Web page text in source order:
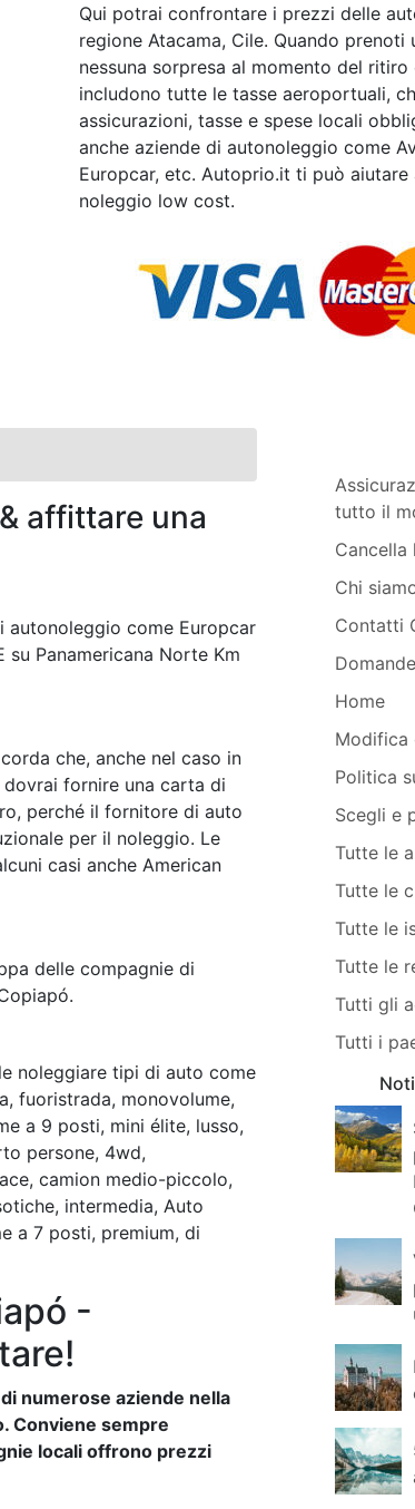
Qui potrai confrontare i prezzi delle
regione Atacama, Cile. Quando
nessuna sorpresa al momento del
includono tutte le tasse aeroportuali,
assicurazioni, tasse e spese locali
anche aziende di autonoleggio come
Europcar, etc. Autoprio.it ti può
noleggio low cost.
affittare una
come Europcar
su Panamericana Norte Km
che, anche nel caso in
fornire una carta di
perché il fornitore di auto
per il noleggio. Le
casi anche American
delle compagnie di
noleggiare tipi di auto come
fuoristrada, monovolume,
a 9 posti, mini élite, lusso,
persone, 4wd,
camion medio-piccolo,
intermedia, Auto
a 7 posti, premium, di
-
numerose aziende nella
Conviene sempre
locali offrono prezzi
tutto il
Cancella
Chi
Contatti
Home
Modifica
Politica
Scegli e
Tutte le
Tutte le
Tutte le
Tutte le
Tutti gli
Tutti i